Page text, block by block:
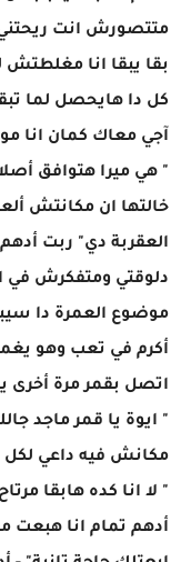
متتصورش انت
بقا يبقا انا
كل دا هايحصل لما
آجي معاك كمان انا
" هي ميرا هتوافق
خالتها ان مكانتش
العقربة دي" ربت
دلوقتي ومتفكرش في
موضوع العمرة دا
أكرم في تعب وهو
اتصل بقمر مرة
" ايوة يا قمر ماجد
مكانش فيه داعي لكل
" لا انا كده هابقا
أدهم تمام انا